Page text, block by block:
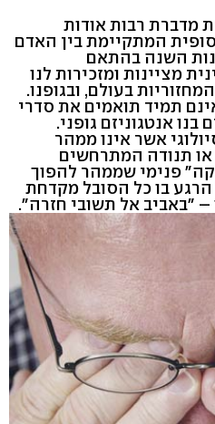
מדברת רבות אודות
המתקיימת בין האדם
השנה בהתאם
מציינות ומזכירות לנו
בעולם, ובגופנו.
תמיד תואמים את סדרי
אנטגוניזם גופני.
אשר אינו ממהר
או תנודה המתרחשים
פנימי שממהר להפוך
הרגע בו כל הסובל מקדחת
"באביב אל תשובי חזרה".